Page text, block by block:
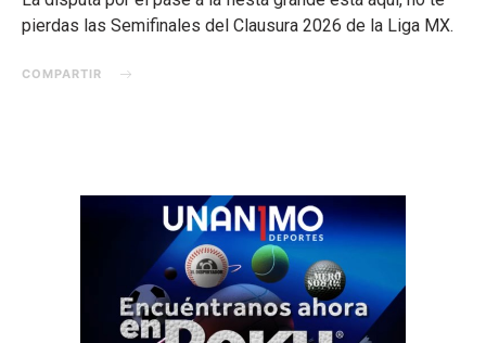
pierdas las Semifinales del Clausura 2026 de la Liga MX.
COMPARTIR